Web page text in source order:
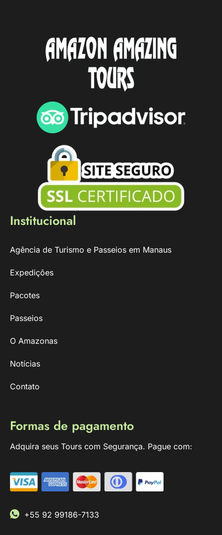
Institucional
Agência de Turismo e Passeios em Manaus
Expedições
Pacotes
Passeios
O Amazonas
Notícias
Contato
Formas de pagamento
Adquira seus Tours com Segurança. Pague com:
+55 92 99186-7133